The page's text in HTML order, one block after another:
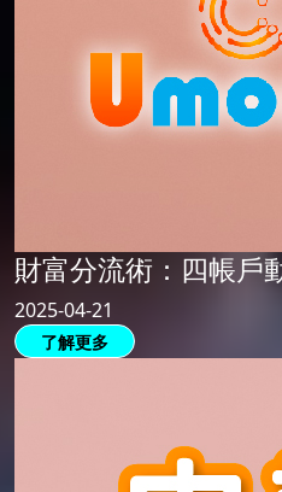
財富分流術：四帳戶
2025-04-21
了解更多